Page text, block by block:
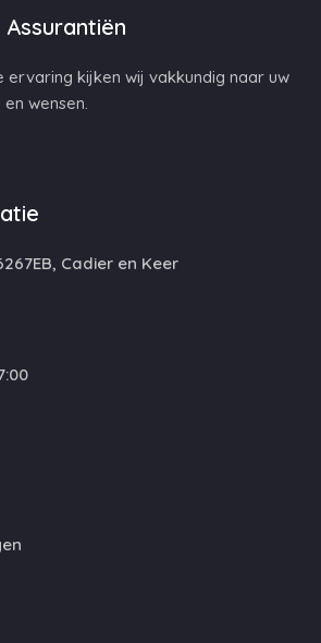
ervaring kijken wij vakkundig naar uw
wensen.
Cadier en Keer